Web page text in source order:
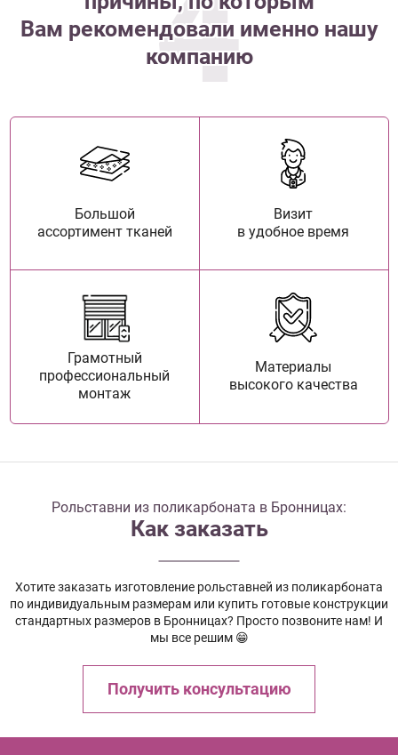
Вам рекомендовали именно нашу
компанию
Большой
ассортимент тканей
Визит
в удобное время
Грамотный
профессиональный
монтаж
Материалы
высокого качества
Рольставни из поликарбоната в Бронницах:
Как заказать
Хотите заказать изготовление рольставней из поликарбоната
по индивидуальным размерам или купить готовые конструкции
стандартных размеров в Бронницах? Просто позвоните нам! И
мы все решим 😁
Получить консультацию